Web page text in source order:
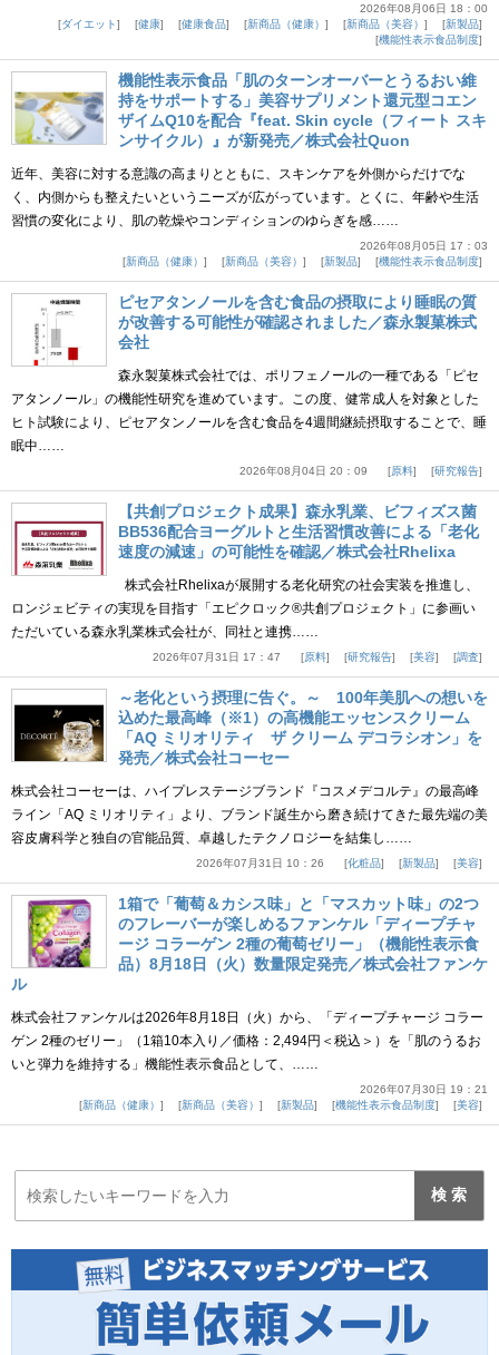
2026年08月06日 18：00
ダイエット
健康 健康食品 新商品（健康） 新商品（美容）
新製品
機能性表示食品制度
機能性表示食品「肌のターンオーバーとうるおい維
持をサポートする」美容サプリメント還元型コエン
ザイムQ10を配合『feat. Skin cycle（フィート スキ
ンサイクル）』が新発売／株式会社Quon
近年、美容に対する意識の高まりとともに、スキンケアを外側からだけでな
く、内側からも整えたいというニーズが広がっています。とくに、年齢や生活
習慣の変化により、肌の乾燥やコンディションのゆらぎを感……
2026年08月05日 17：03
新商品（健康）
新商品（美容） 新製品 機能性表示食品制度
ピセアタンノールを含む食品の摂取により睡眠の質
が改善する可能性が確認されました／森永製菓株式
会社
森永製菓株式会社では、ポリフェノールの一種である「ピセ
アタンノール」の機能性研究を進めています。この度、健常成人を対象とした
ヒト試験により、ピセアタンノールを含む食品を4週間継続摂取することで、睡
眠中……
2026年08月04日 20：09 原料 研究報告
【共創プロジェクト成果】森永乳業、ビフィズス菌
BB536配合ヨーグルトと生活習慣改善による「老化
速度の減速」の可能性を確認／株式会社Rhelixa
株式会社Rhelixaが展開する老化研究の社会実装を推進し、
ロンジェビティの実現を目指す「エピクロック®共創プロジェクト」に参画い
ただいている森永乳業株式会社が、同社と連携……
2026年07月31日 17：47 原料 研究報告 美容 調査
～老化という摂理に告ぐ。～ 100年美肌への想いを
込めた最高峰（※1）の高機能エッセンスクリーム
「AQ ミリオリティ ザ クリーム デコラシオン」を
発売／株式会社コーセー
株式会社コーセーは、ハイプレステージブランド『コスメデコルテ』の最高峰
ライン「AQ ミリオリティ」より、ブランド誕生から磨き続けてきた最先端の美
容皮膚科学と独自の官能品質、卓越したテクノロジーを結集し……
2026年07月31日 10：26 化粧品 新製品 美容
1箱で「葡萄＆カシス味」と「マスカット味」の2つ
のフレーバーが楽しめるファンケル「ディープチャ
ージ コラーゲン 2種の葡萄ゼリー」（機能性表示食
品）8月18日（火）数量限定発売／株式会社ファンケ
ル
株式会社ファンケルは2026年8月18日（火）から、「ディープチャージ コラー
ゲン 2種のゼリー」（1箱10本入り／価格：2,494円＜税込＞）を「肌のうるお
いと弾力を維持する」機能性表示食品として、……
2026年07月30日 19：21
新商品（健康）
新商品（美容） 新製品 機能性表示食品制度 美容